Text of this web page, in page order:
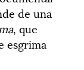
de una
, que
esgrima